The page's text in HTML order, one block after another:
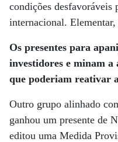
condições desfavoráveis
internacional.
Os presentes para
investidores e minam a
que poderiam reativar
Outro grupo alinhado
ganhou um presente de
editou uma Medida